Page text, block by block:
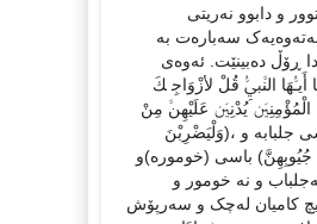
و دابوو نەریتی
سەبارەت بە
ڕۆڵ دەبینێت. ئەوەی
اﻟﻨﱠﱯِﱡ ﻗُﻞْ ﻷزْوَاﺟِ ﻚَ
اﻟْﻤُﺆْﻣِﻨِﲔَ ﻳُﺪْﻧِﲔَ ﻋَﻠَﻴْﻬِﻦﱠ ﻣِﻦْ
جلبابە و ،(وَلْيَضْرِبْنَ
باسی (خومورە)و
و نە خومور و
کامیان لەچک و سەرپۆش